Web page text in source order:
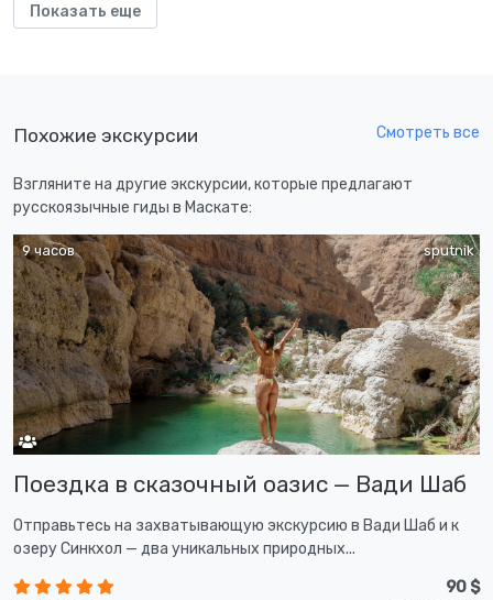
Показать еще
Похожие экскурсии Смотреть все
Взгляните на другие экскурсии, которые предлагают
русскоязычные гиды в Маскате:
sputnik
9 часов
Поездка в сказочный оазис — Вади Шаб
Отправьтесь на захватывающую экскурсию в Вади Шаб и к
озеру Синкхол — два уникальных природных...
90 $